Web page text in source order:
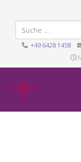
Suchen
+49 6428 1458